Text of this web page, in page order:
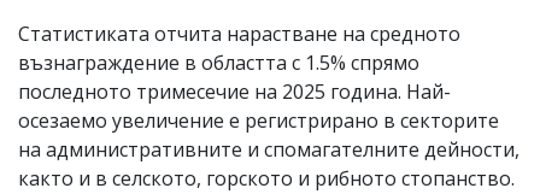
Статистиката отчита нарастване на средното
възнаграждение в областта с 1.5% спрямо
последното тримесечие на 2025 година. Най-
осезаемо увеличение е регистрирано в секторите
на административните и спомагателните дейности,
както и в селското, горското и рибното стопанство.